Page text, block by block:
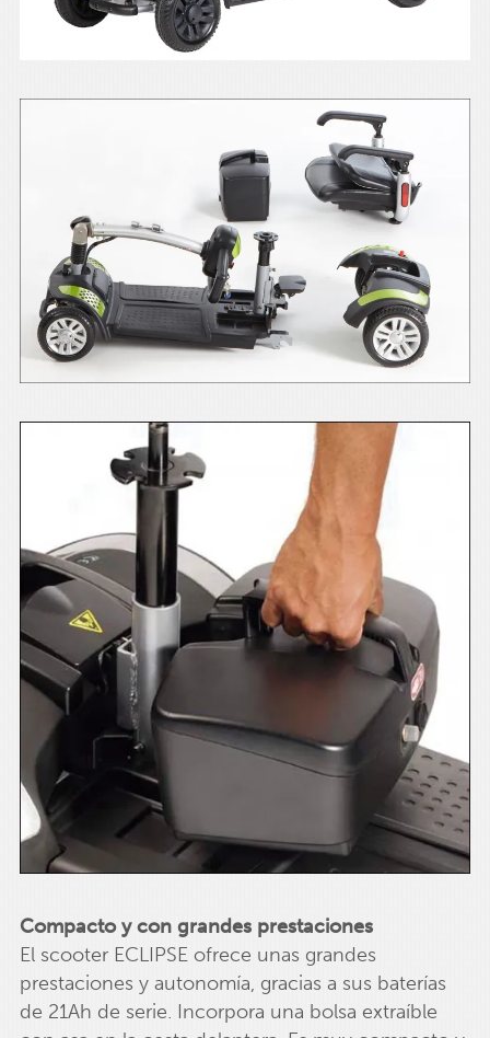
Compacto y con grandes prestaciones
El scooter ECLIPSE ofrece unas grandes
prestaciones y autonomía, gracias a sus baterías
de 21Ah de serie. Incorpora una bolsa extraíble